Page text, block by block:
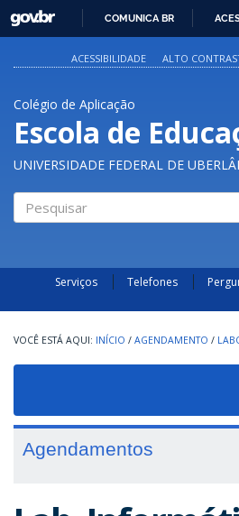
PARA
O
GOVBR
COMUNICA BR
ACESSIBILIDADE ALTO
Colégio de Aplicação
Escola de
UNIVERSIDADE FEDERAL DE
Serviços Telefones
INÍCIO / AGENDAMENTO /
Agendamentos